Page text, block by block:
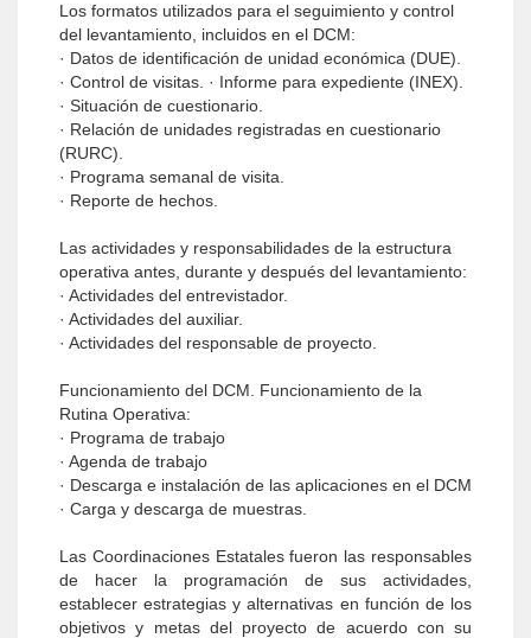
Los formatos utilizados para el seguimiento y control
del levantamiento, incluidos en el DCM:
· Datos de identificación de unidad económica (DUE).
· Control de visitas. · Informe para expediente (INEX).
· Situación de cuestionario.
· Relación de unidades registradas en cuestionario
(RURC).
· Programa semanal de visita.
· Reporte de hechos.
Las actividades y responsabilidades de la estructura
operativa antes, durante y después del levantamiento:
· Actividades del entrevistador.
· Actividades del auxiliar.
· Actividades del responsable de proyecto.
Funcionamiento del DCM. Funcionamiento de la
Rutina Operativa:
· Programa de trabajo
· Agenda de trabajo
· Descarga e instalación de las aplicaciones en el DCM
· Carga y descarga de muestras.
Las Coordinaciones Estatales fueron las responsables
de hacer la programación de sus actividades,
establecer estrategias y alternativas en función de los
objetivos y metas del proyecto de acuerdo con su